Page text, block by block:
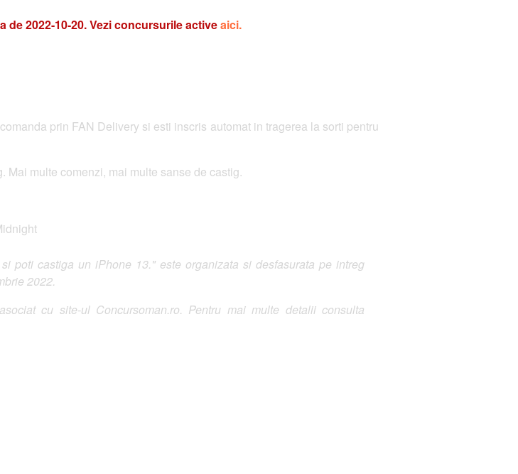
de 2022-10-20. Vezi concursurile activeaici.
prin FAN Delivery si esti inscris automat in tragerea la sorti pentru
multe comenzi, mai multe sanse de castig.
poti castiga un iPhone 13." este organizata si desfasurata pe intreg
2022.
cu site-ul Concursoman.ro. Pentru mai multe detalii consulta